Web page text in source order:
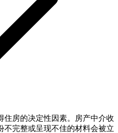
住房的决定性因素。房产中介收
不完整或呈现不佳的材料会被立